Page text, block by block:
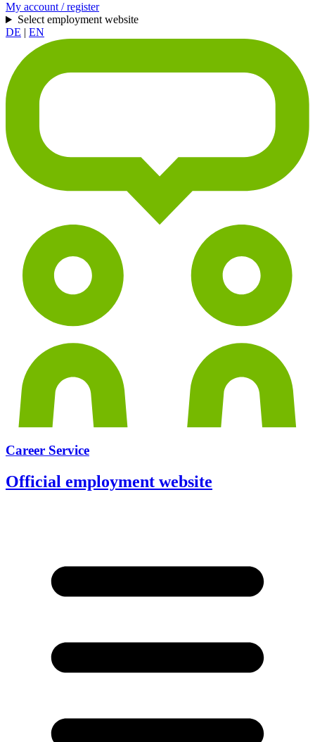
My account / register
Select employment website
DE | EN
Career Service
Official employment website